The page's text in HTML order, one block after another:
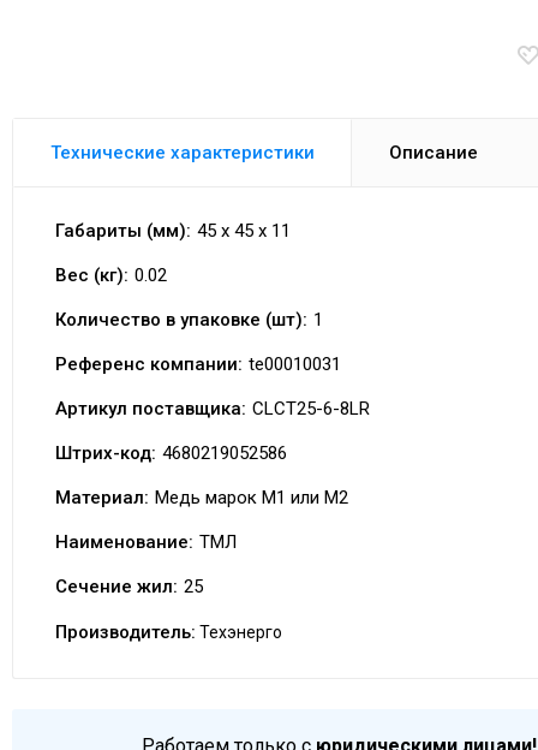
Технические характеристики Описание
Габариты (мм): 45 x 45 x 11
Вес (кг): 0.02
Количество в упаковке (шт): 1
Референс компании: te00010031
Артикул поставщика: CLCT25-6-8LR
Штрих-код: 4680219052586
Материал: Медь марок М1 или М2
Наименование: ТМЛ
Сечение жил: 25
Производитель: Техэнерго